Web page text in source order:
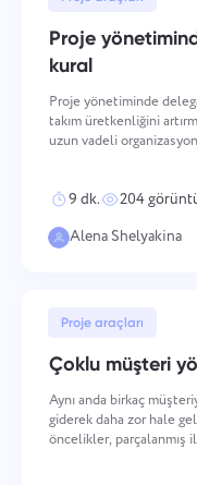
Proje
kural
Proje yönetiminde
takım üretkenliğini
uzun vadeli
9 dk. 204
Alena Shelyakina
Proje araçları
Çoklu müşteri
Aynı anda birkaç
giderek daha zor hale
öncelikler, parçalanmış
Gönder
"Gönder"
vermiş olursunuz:
onay verdiğinizi